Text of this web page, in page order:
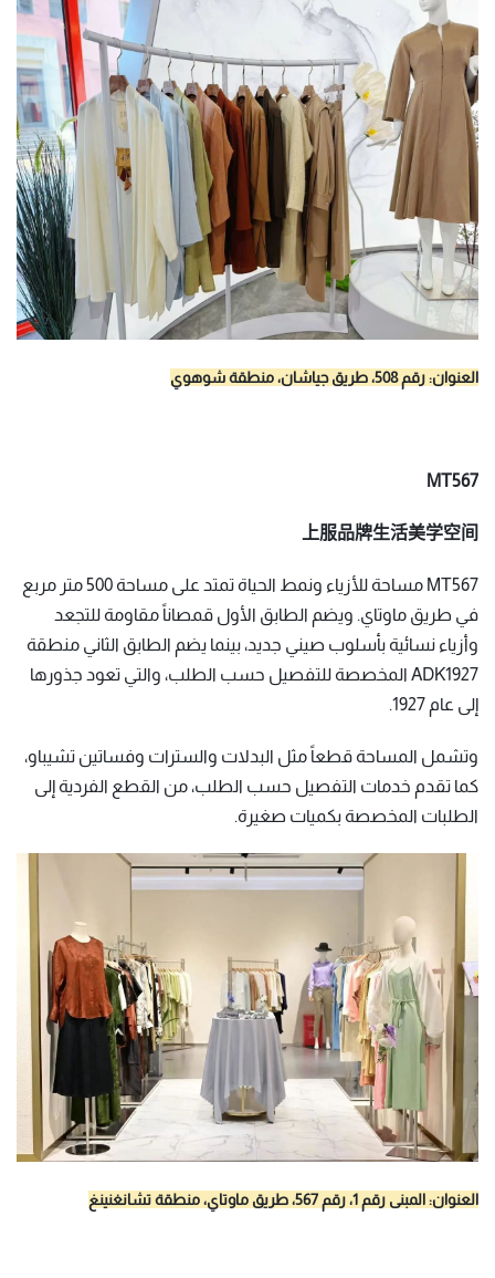
العنوان: رقم 508، طريق جياشان، منطقة شوهوي
MT567
上服品牌生活美学空间
MT567 مساحة للأزياء ونمط الحياة تمتد على مساحة 500 متر مربع
في طريق ماوتاي. ويضم الطابق الأول قمصاناً مقاومة للتجعد
وأزياء نسائية بأسلوب صيني جديد، بينما يضم الطابق الثاني منطقة
ADK1927 المخصصة للتفصيل حسب الطلب، والتي تعود جذورها
إلى عام 1927.
وتشمل المساحة قطعاً مثل البدلات والسترات وفساتين تشيباو،
كما تقدم خدمات التفصيل حسب الطلب، من القطع الفردية إلى
الطلبات المخصصة بكميات صغيرة.
العنوان: المبنى رقم 1، رقم 567، طريق ماوتاي، منطقة تشانغنينغ